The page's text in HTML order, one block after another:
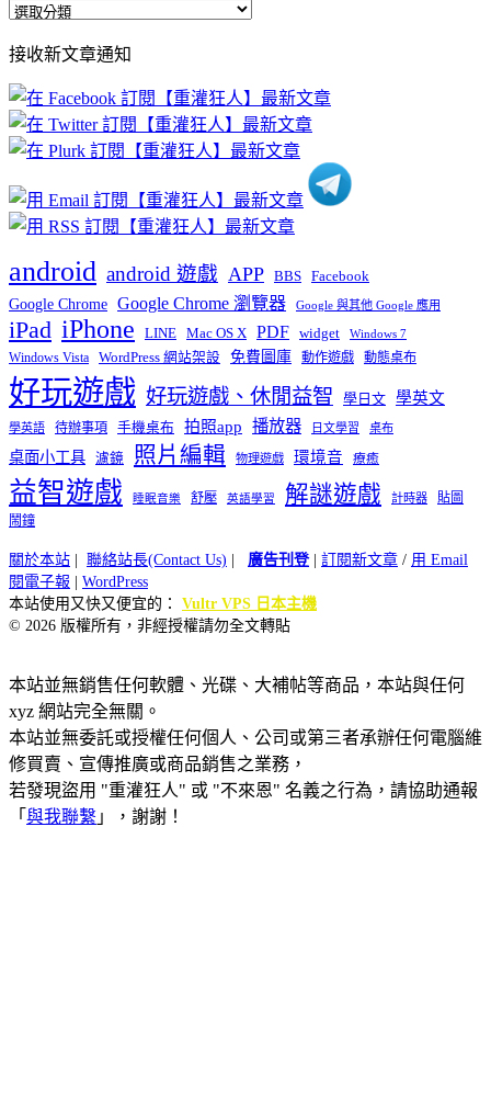
全
文
章
分
類
接收新文章通知
android android 遊戲 APP BBS Facebook
Google Chrome Google Chrome 瀏覽器 Google 與其他 Google 應用
iPad iPhone LINE Mac OS X PDF widget Windows 7
Windows Vista WordPress 網站架設 免費圖庫 動作遊戲 動態桌布
好玩遊戲 好玩遊戲、休閒益智 學日文 學英文
學英語 待辦事項 手機桌布 拍照app 播放器 日文學習 桌布
桌面小工具 濾鏡 照片編輯 物理遊戲 環境音 療癒
益智遊戲 睡眠音樂 舒壓 英語學習 解謎遊戲 計時器
貼圖
鬧鐘
關於本站 聯絡站長(Contact Us) 廣告刊登| 訂閱新文章 / 用 Email
閱電子報
WordPress
本站使用又快又便宜的： Vultr VPS 日本主機
© 2026 版權所有，非經授權請勿全文轉貼
本站並無銷售任何軟體、光碟、大補帖等商品，本站與任何
xyz 網站完全無關。
本站並無委託或授權任何個人、公司或第三者承辦任何電腦維
修買賣、宣傳推廣或商品銷售之業務，
若發現盜用 "重灌狂人" 或 "不來恩" 名義之行為，請協助通報
「 與我聯繫 」，謝謝！